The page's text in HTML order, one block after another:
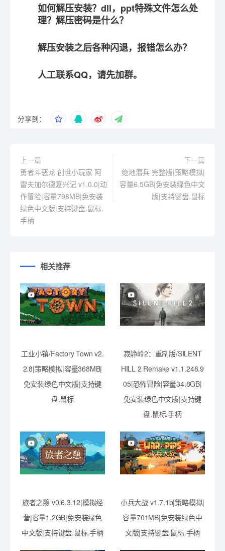
如何解压安装？dll，ppt特殊文件怎么处
理？解压密码是什么？
解压安装之后各种闪退，报错怎么办？
人工联系QQ，请先加群。
分享到：
上一篇
勇者斗恶龙 创世小玩家 阿
雷夫加尔德复兴记 v1.0.0|动
作冒险|容量798MB|免安装
绿色中文版|支持键盘.鼠标.
手柄
下一篇
绝地潜兵 完整版|策略模拟|
容量6.5GB|免安装绿色中文
版|支持键盘.鼠标
相关推荐
工业小镇/Factory Town v2.
2.8|策略模拟|容量368MB|
免安装绿色中文版|支持键
盘.鼠标
寂静岭2：重制版/SILENT
HILL 2 Remake v1.1.248.9
05|恐怖冒险|容量34.8GB|
免安装绿色中文版|支持键
盘.鼠标.手柄
旅者之憩 v0.6.3.12|模拟经
营|容量1.2GB|免安装绿色
中文版|支持键盘.鼠标.手柄
小兵大战 v1.7.1b|策略模拟|
容量701MB|免安装绿色中
文版|支持键盘.鼠标.手柄